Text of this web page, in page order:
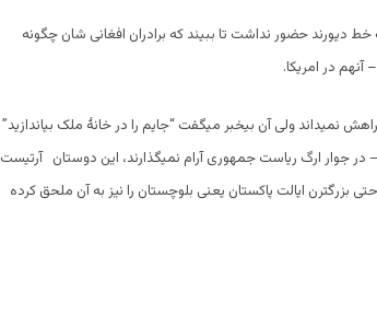
دیورند حضور نداشت تا ببیند که برادران افغانی شان چگونه
نمیداند ولی آن بیخبر میگفت “جایم را در خانۀ ملک بیاندازید”
در جوار ارگ ریاست جمهوری آرام نمیگذارند، این دوستان آرتیست
بزرگترن ایالت پاکستان یعنی بلوچستان را نیز به آن ملحق کرده